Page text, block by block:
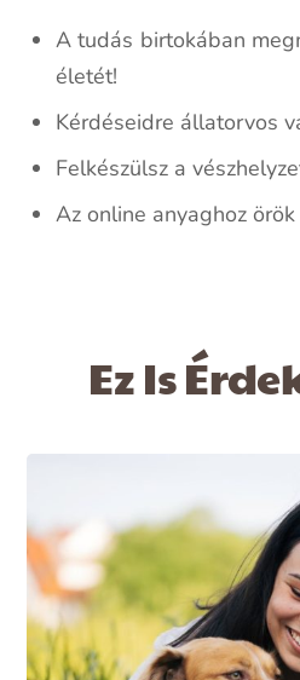
A tudás birtokában
életét!
Kérdéseidre állatorvos
Felkészülsz a
Az online anyaghoz
Ez Is